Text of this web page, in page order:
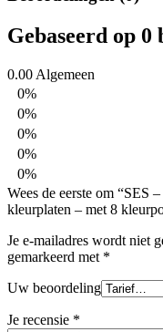
Gebaseerd op 0
0.00 Algemeen
0%
0%
0%
0%
0%
Wees de eerste om “SES
kleurplaten – met 8
Je e-mailadres wordt niet
gemarkeerd met *
Uw beoordeling
Je recensie *